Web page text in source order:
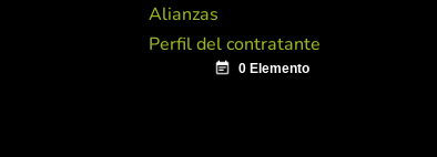
Alianzas
Perfil del contratante